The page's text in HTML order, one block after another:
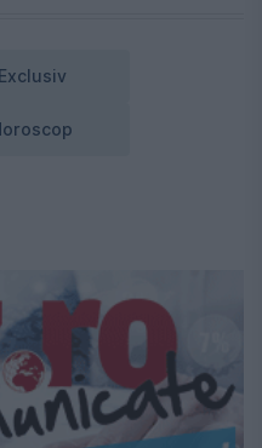
Exclusiv